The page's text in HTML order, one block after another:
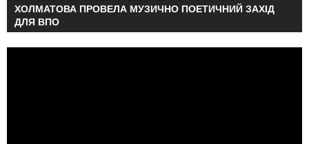
ХОЛМАТОВА ПРОВЕЛА МУЗИЧНО ПОЕТИЧНИЙ ЗАХІД
ДЛЯ ВПО